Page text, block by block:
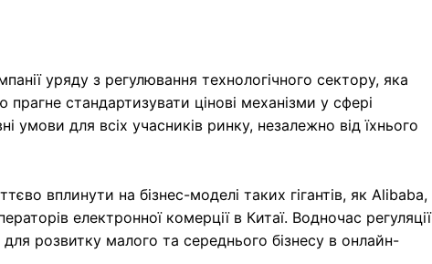
уряду з регулювання технологічного сектору, яка
стандартизувати цінові механізми у сфері
умови для всіх учасників ринку, незалежно від їхнього
вплинути на бізнес-моделі таких гігантів, як Alibaba,
електронної комерції в Китаї. Водночас регуляції
розвитку малого та середнього бізнесу в онлайн-